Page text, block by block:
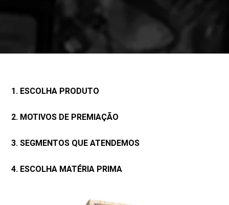
1. ESCOLHA PRODUTO
2. MOTIVOS DE PREMIAÇÃO
3. SEGMENTOS QUE ATENDEMOS
4. ESCOLHA MATÉRIA PRIMA